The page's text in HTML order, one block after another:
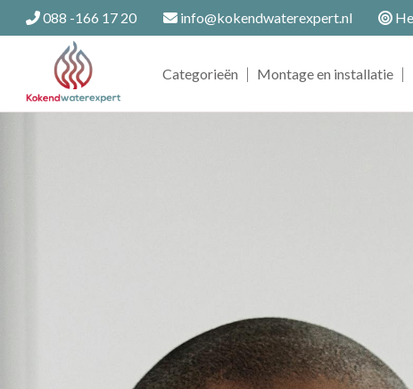
088 -166 17 20 info@kokendwaterexpert.nl
Categorieën | Montage en installatie |